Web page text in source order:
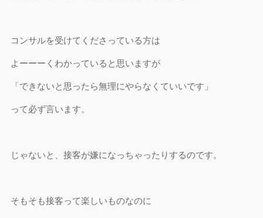
コンサルを受けてくださっている方は
よーーーくわかっていると思いますが
「できないと思ったら無理にやらなくていいです」
って必ず言います。
じゃないと、接客が嫌になっちゃったりするのです。
そもそも接客って楽しいものなのに